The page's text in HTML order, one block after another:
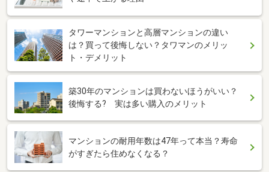
タワーマンションと高層マンションの違い
は？買って後悔しない？タワマンのメリッ
ト・デメリット
築30年のマンションは買わないほうがいい？
後悔する? 実は多い購入のメリット
マンションの耐用年数は47年って本当？寿命
がすぎたら住めなくなる？